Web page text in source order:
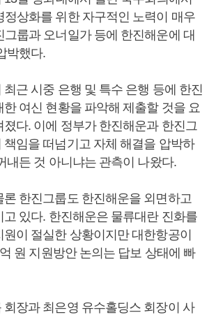
정상화를 위한 자구적인 노력이 매우
그룹과 오너일가 등에 한진해운에 대
박했다.
근 시중 은행 및 특수 은행 등에 한진
한 여신 현황을 파악해 제출할 것을 요
졌다. 이에 정부가 한진해운과 한진그
책임을 떠넘기고 자체 해결을 압박하
내든 것 아니냐는 관측이 나왔다.
론 한진그룹도 한진해운을 외면하고
고 있다. 한진해운은 물류대란 진화를
이 절실한 상황이지만 대한항공이
원 지원방안 논의는 답보 상태에 빠
회장과 최은영 유수홀딩스 회장이 사